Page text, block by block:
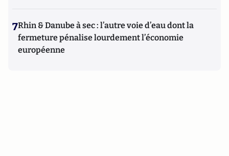
7Rhin & Danube à sec : l’autre voie d’eau dont la
fermeture pénalise lourdement l’économie
européenne